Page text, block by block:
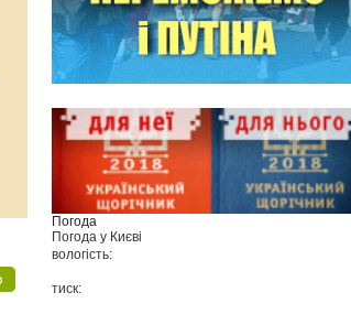
Погода
Погода у Києві
вологість:
тиск: